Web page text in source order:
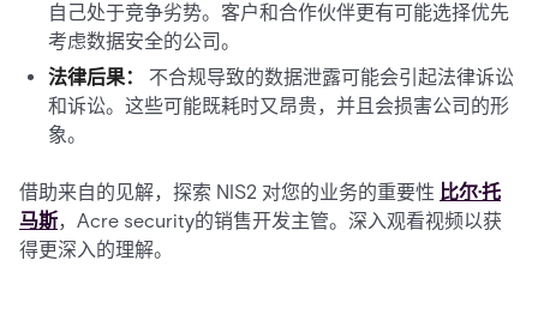
自己处于竞争劣势。客户和合作伙伴更有可能选择优先
考虑数据安全的公司。
法律后果：
不合规导致的数据泄露可能会引起法律诉讼
和诉讼。这些可能既耗时又昂贵，并且会损害公司的形
象。
借助来自的见解，探索 NIS2 对您的业务的重要性 比尔·托
马斯，Acre security的销售开发主管。深入观看视频以获
得更深入的理解。